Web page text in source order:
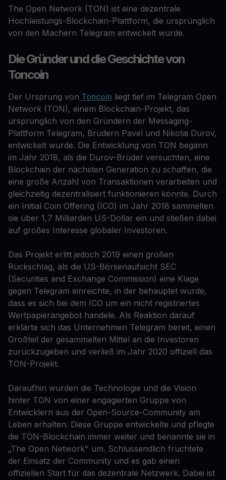
The Open Network (TON) ist eine dezentrale
Hochleistungs-Blockchain-Plattform, die ursprünglich
von den Machern Telegram entwickelt wurde.
Die Gründer und die Geschichte von
Toncoin
Der Ursprung von Toncoin liegt tief im Telegram Open
Network (TON), einem Blockchain-Projekt, das
ursprünglich von den Gründern der Messaging-
Plattform Telegram, Brüdern Pavel und Nikolai Durov,
entwickelt wurde. Die Entwicklung von TON begann
im Jahr 2018, als die Durov-Brüder versuchten, eine
Blockchain der nächsten Generation zu schaffen, die
eine große Anzahl von Transaktionen verarbeiten und
gleichzeitig dezentralisiert funktionieren könnte. Durch
ein Initial Coin Offering (ICO) im Jahr 2018 sammelten
sie über 1,7 Milliarden US-Dollar ein und stießen dabei
auf großes Interesse globaler Investoren.
Das Projekt erlitt jedoch 2019 einen großen
Rückschlag, als die US-Börsenaufsicht SEC
(Securities and Exchange Commission) eine Klage
gegen Telegram einreichte, in der behauptet wurde,
dass es sich bei dem ICO um ein nicht registriertes
Wertpapierangebot handele. Als Reaktion darauf
erklärte sich das Unternehmen Telegram bereit, einen
Großteil der gesammelten Mittel an die Investoren
zurückzugeben und verließ im Jahr 2020 offiziell das
TON-Projekt.
Daraufhin wurden die Technologie und die Vision
hinter TON von einer engagierten Gruppe von
Entwicklern aus der Open-Source-Community am
Leben erhalten. Diese Gruppe entwickelte und pflegte
die TON-Blockchain immer weiter und benannte sie in
„The Open Network" um. Schlussendlich fruchtete
der Einsatz der Community und es gab einen
offiziellen Start für das dezentrale Netzwerk. Dabei ist